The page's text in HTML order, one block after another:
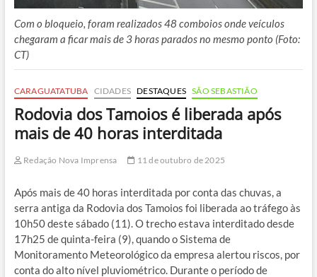
Com o bloqueio, foram realizados 48 comboios onde veículos
chegaram a ficar mais de 3 horas parados no mesmo ponto (Foto:
CT)
CARAGUATATUBA CIDADES DESTAQUES SÃO SEBASTIÃO
Rodovia dos Tamoios é liberada após
mais de 40 horas interditada
Redação Nova Imprensa 11 de outubro de 2025
Após mais de 40 horas interditada por conta das chuvas, a
serra antiga da Rodovia dos Tamoios foi liberada ao tráfego às
10h50 deste sábado (11). O trecho estava interditado desde
17h25 de quinta-feira (9), quando o Sistema de
Monitoramento Meteorológico da empresa alertou riscos, por
conta do alto nível pluviométrico. Durante o período de